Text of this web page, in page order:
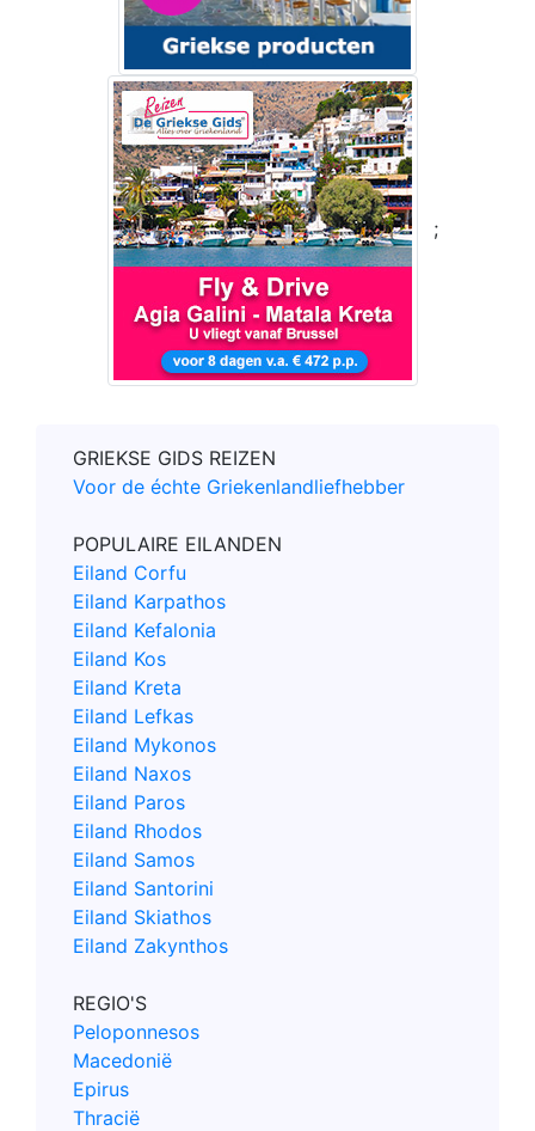
;
GRIEKSE GIDS REIZEN
Voor de échte Griekenlandliefhebber
POPULAIRE EILANDEN
Eiland Corfu
Eiland Karpathos
Eiland Kefalonia
Eiland Kos
Eiland Kreta
Eiland Lefkas
Eiland Mykonos
Eiland Naxos
Eiland Paros
Eiland Rhodos
Eiland Samos
Eiland Santorini
Eiland Skiathos
Eiland Zakynthos
REGIO'S
Peloponnesos
Macedonië
Epirus
Thracië